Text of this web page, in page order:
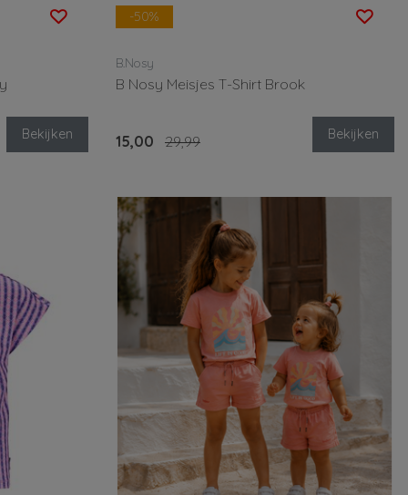
Bekijken
-50%
B.Nosy
B Nosy Meisjes T-Shirt Brook
15,00 29,99 Bekijken